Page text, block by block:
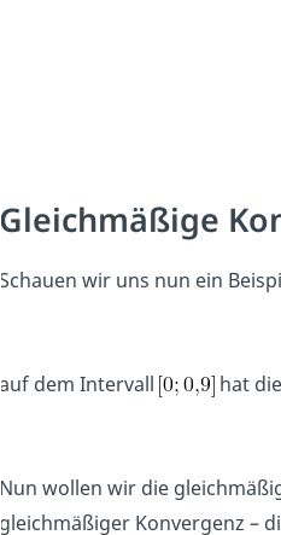
Gleichmäßige
Schauen wir uns nun ein
auf dem Intervall hat
Nun wollen wir die
gleichmäßiger Konvergenz –